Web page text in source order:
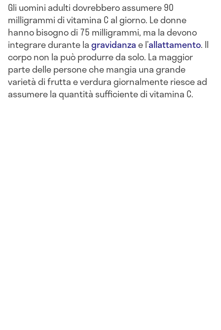
Gli uomini adulti dovrebbero assumere 90
milligrammi di vitamina C al giorno. Le donne
hanno bisogno di 75 milligrammi, ma la devono
integrare durante lagravidanzae l’allattamento. Il
corpo non la può produrre da solo. La maggior
parte delle persone che mangia una grande
varietà di frutta e verdura giornalmente riesce ad
assumere la quantità sufficiente di vitamina C.